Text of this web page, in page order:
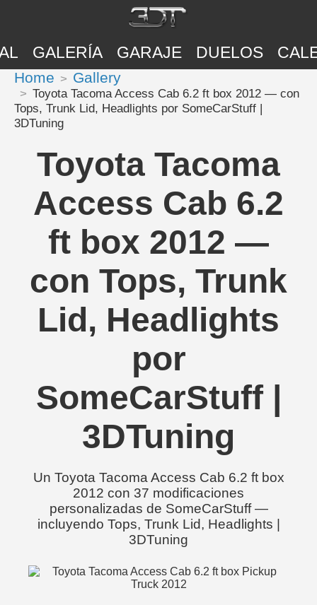
GALERÍA GARAJE DUELOS
Home Gallery
Toyota Tacoma Access Cab 6.2 ft box 2012 — con
Tops, Trunk Lid, Headlights por SomeCarStuff |
3DTuning
Toyota Tacoma
Access Cab 6.2
ft box 2012 —
con Tops, Trunk
Lid, Headlights
por
SomeCarStuff |
3DTuning
Un Toyota Tacoma Access Cab 6.2 ft box
2012 con 37 modificaciones
personalizadas de SomeCarStuff —
incluyendo Tops, Trunk Lid, Headlights |
3DTuning